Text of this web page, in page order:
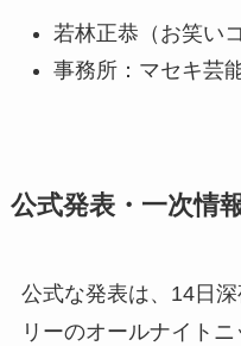
若林正恭（お笑い
事務所：マセキ芸
公式発表・一次情
公式な発表は、14日
リーのオールナイト